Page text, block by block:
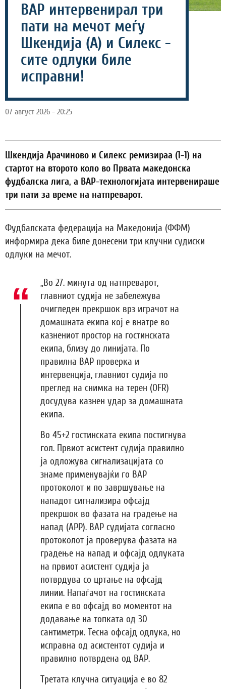
ВАР интервенирал три
пати на мечот меѓу
Шкендија (А) и Силекс -
сите одлуки биле
исправни!
07 август 2026 - 20:25
Шкендија Арачиново и Силекс ремизираа (1-1) на
стартот на второто коло во Првата македонска
фудбалска лига, а ВАР-технологијата интервенираше
три пати за време на натпреварот.
Фудбалската федерација на Македонија (ФФМ)
информира дека биле донесени три клучни судиски
одлуки на мечот.
„Во 27. минута од натпреварот,
главниот судија не забележува
очигледен прекршок врз играчот на
домашната екипа кој е внатре во
казнениот простор на гостинската
екипа, близу до линијата. По
правилна ВАР проверка и
интервенција, главниот судија по
преглед на снимка на терен (OFR)
досудува казнен удар за домашната
екипа.
Во 45+2 гостинската екипа постигнува
гол. Првиот асистент судија правилно
ја одложува сигнализацијата со
знаме применувајќи го ВАР
протоколот и по завршување на
нападот сигнализира офсајд
прекршок во фазата на градење на
напад (APP). ВАР судијата согласно
протоколот ја проверува фазата на
градење на напад и офсајд одлуката
на првиот асистент судија ја
потврдува со цртање на офсајд
линии. Напаѓачот на гостинската
екипа е во офсајд во моментот на
додавање на топката од 30
сантиметри. Тесна офсајд одлука, но
исправна од асистентот судија и
правилно потврдена од ВАР.
Третата клучна ситуација е во 82